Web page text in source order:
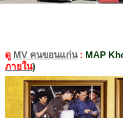
ดู MV คนขอนแก่น: MAP
ภายใน)